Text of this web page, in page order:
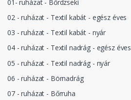
01- ruházat - Bőrdzseki
02 - ruházat - Textil kabát - egész éves
03 - ruházat - Textil kabát - nyár
04 - ruházat - Textil nadrág - egész éves
05 - ruházat - Textil nadrág - nyár
06 - ruházat - Börnadrág
07 - ruházat - Bőrruha